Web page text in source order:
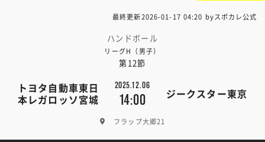
最終更新2026-01-17 04:20 byスポカレ公式
ハンドボール
リーグH（男子）
第12節
トヨタ自動車東日
本レガロッソ宮城
2025.12.06
14:00 ジークスター東京
フラップ大郷21